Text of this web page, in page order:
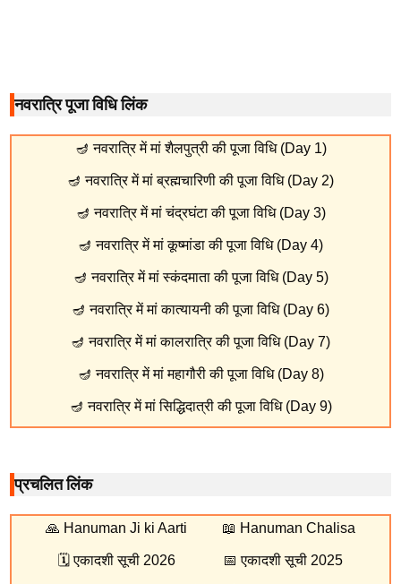
नवरात्रि पूजा विधि लिंक
🪔 नवरात्रि में मां शैलपुत्री की पूजा विधि (Day 1)
🪔 नवरात्रि में मां ब्रह्मचारिणी की पूजा विधि (Day 2)
🪔 नवरात्रि में मां चंद्रघंटा की पूजा विधि (Day 3)
🪔 नवरात्रि में मां कूष्मांडा की पूजा विधि (Day 4)
🪔 नवरात्रि में मां स्कंदमाता की पूजा विधि (Day 5)
🪔 नवरात्रि में मां कात्यायनी की पूजा विधि (Day 6)
🪔 नवरात्रि में मां कालरात्रि की पूजा विधि (Day 7)
🪔 नवरात्रि में मां महागौरी की पूजा विधि (Day 8)
🪔 नवरात्रि में मां सिद्धिदात्री की पूजा विधि (Day 9)
प्रचलित लिंक
🙏 Hanuman Ji ki Aarti 📖 Hanuman Chalisa
🗓️ एकादशी सूची 2026 📅 एकादशी सूची 2025